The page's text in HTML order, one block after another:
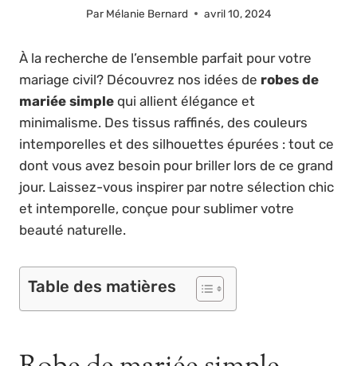
Par Mélanie Bernard avril 10, 2024
À la recherche de l’ensemble parfait pour votre
mariage civil? Découvrez nos idées de robes de
mariée simple qui allient élégance et
minimalisme. Des tissus raffinés, des couleurs
intemporelles et des silhouettes épurées : tout ce
dont vous avez besoin pour briller lors de ce grand
jour. Laissez-vous inspirer par notre sélection chic
et intemporelle, conçue pour sublimer votre
beauté naturelle.
Table des matières